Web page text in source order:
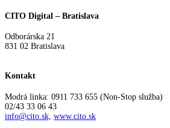
CITO Digital – Bratislava
Odborárska 21
831 02 Bratislava
Kontakt
Modrá linka: 0911 733 655 (Non-Stop služba)
02/43 33 06 43
info@cito.sk, www.cito.sk